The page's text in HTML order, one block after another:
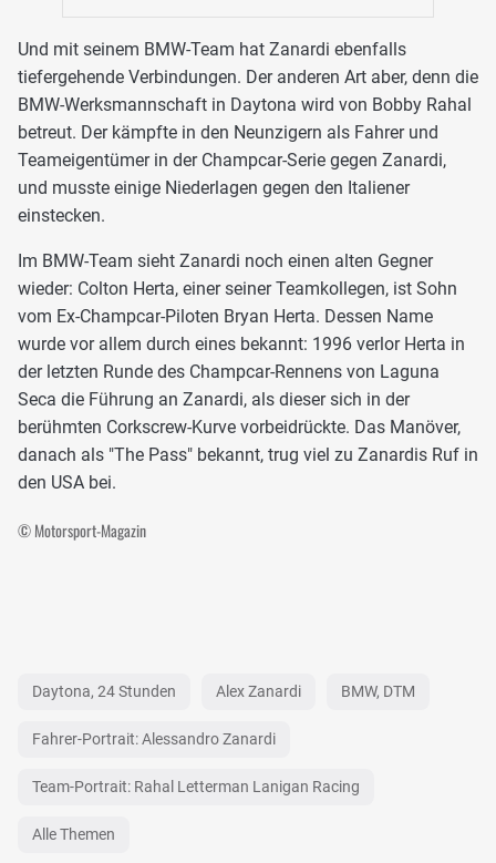
Und mit seinem BMW-Team hat Zanardi ebenfalls
tiefergehende Verbindungen. Der anderen Art aber, denn die
BMW-Werksmannschaft in Daytona wird von Bobby Rahal
betreut. Der kämpfte in den Neunzigern als Fahrer und
Teameigentümer in der Champcar-Serie gegen Zanardi,
und musste einige Niederlagen gegen den Italiener
einstecken.
Im BMW-Team sieht Zanardi noch einen alten Gegner
wieder: Colton Herta, einer seiner Teamkollegen, ist Sohn
vom Ex-Champcar-Piloten Bryan Herta. Dessen Name
wurde vor allem durch eines bekannt: 1996 verlor Herta in
der letzten Runde des Champcar-Rennens von Laguna
Seca die Führung an Zanardi, als dieser sich in der
berühmten Corkscrew-Kurve vorbeidrückte. Das Manöver,
danach als "The Pass" bekannt, trug viel zu Zanardis Ruf in
den USA bei.
© Motorsport-Magazin
Daytona, 24 Stunden Alex Zanardi BMW, DTM
Fahrer-Portrait: Alessandro Zanardi
Team-Portrait: Rahal Letterman Lanigan Racing
Alle Themen